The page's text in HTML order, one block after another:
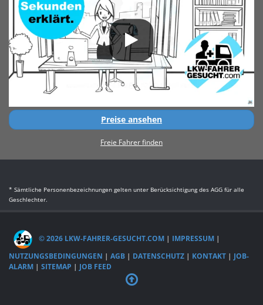
Preise ansehen
Freie Fahrer finden
* Sämtliche Personenbezeichnungen gelten unter Berücksichtigung des AGG für alle
Geschlechter.
© 2026 LKW-FAHRER-GESUCHT.COM | IMPRESSUM |
NUTZUNGSBEDINGUNGEN | AGB | DATENSCHUTZ | KONTAKT | JOB-
ALARM | SITEMAP | JOB FEED